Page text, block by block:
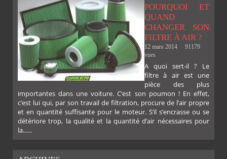
POURQUOI ET
QUAND
CHANGER SON
FILTRE À AIR ?
12 mars 2014
91179
vues
A quoi sert-il ? Le
filtre à air est une
pièce des plus
importantes dans une voiture. C’est son poumon ! En effet,
c’est lui qui, par son travail de filtration, procure de l’air propre
et en quantité suffisante pour le moteur. S’il s’encrasse ou se
détériore trop, la qualité et la quantité d’air nécessaires pour
la......